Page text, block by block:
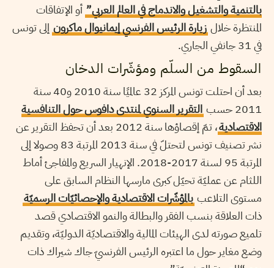
بالتنمية والتشغيل والاندماج في العالم العربي” أو الإتفاقات
المنتظرة خلال زيارة الرئيس الفرنسي إيمانيوال ماكرون إلى تونس
في 31 جانفي الجاري.
السقوط من السلّم ومؤشّرات الدخان
بعد أن احتلت تونس المركز 32 عالميًا سنة 2010 و40 سنة
2011 حسب
التقرير السنوي لمنتدى دافوس حول التنافسية
الاقتصادية
، تمّ إقصاؤها سنة 2012 بعد أن تحفظ التقرير عن
نشر تصنيف تونس لتحتلّ في سنة 2013 المرتبة 83 وصولا إلى
المرتبة 95 لسنة 2017-2018. الإنهيار السريع والمفاجئ أماط
اللثام عن عمليّة تحيّل كبرى مارسها النظام السابق على
مستوى التلاعب بالمؤشّرات الاقتصادية والإحصائيّات الرسميّة
ذات العلاقة بنسب الفقر والبطالة والنمو الاقتصادي قصد
تلميع صورته لدى الهيئات المالية والاقتصاديّة الدوليّة، وتقديم
وضع مغاير حول ما اعتبره الرئيس الفرنسيّ جاك شيراك ذات